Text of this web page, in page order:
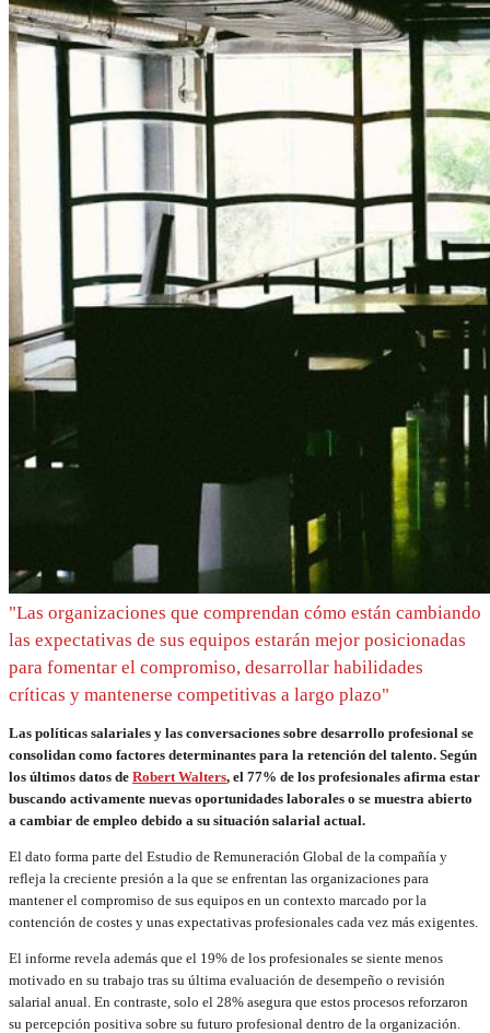
"Las organizaciones que comprendan cómo están cambiando
las expectativas de sus equipos estarán mejor posicionadas
para fomentar el compromiso, desarrollar habilidades
críticas y mantenerse competitivas a largo plazo"
Las políticas salariales y las conversaciones sobre desarrollo profesional se
consolidan como factores determinantes para la retención del talento. Según
los últimos datos de Robert Walters, el 77% de los profesionales afirma estar
buscando activamente nuevas oportunidades laborales o se muestra abierto
a cambiar de empleo debido a su situación salarial actual.
El dato forma parte del Estudio de Remuneración Global de la compañía y
refleja la creciente presión a la que se enfrentan las organizaciones para
mantener el compromiso de sus equipos en un contexto marcado por la
contención de costes y unas expectativas profesionales cada vez más exigentes.
El informe revela además que el 19% de los profesionales se siente menos
motivado en su trabajo tras su última evaluación de desempeño o revisión
salarial anual. En contraste, solo el 28% asegura que estos procesos reforzaron
su percepción positiva sobre su futuro profesional dentro de la organización.